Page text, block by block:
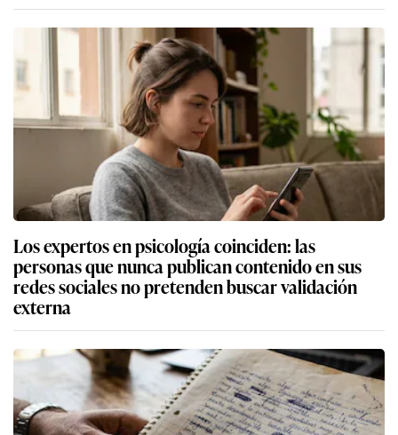
Los expertos en psicología coinciden: las
personas que nunca publican contenido en sus
redes sociales no pretenden buscar validación
externa